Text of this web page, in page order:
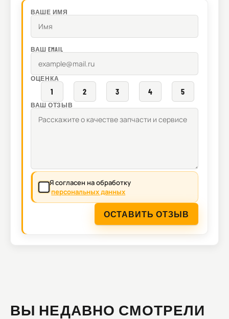
ВАШЕ ИМЯ
ВАШ EMAIL
ОЦЕНКА
1 2 3 4 5
ВАШ ОТЗЫВ
Я согласен на обработку
персональных данных
ОСТАВИТЬ ОТЗЫВ
ВЫ НЕДАВНО СМОТРЕЛИ